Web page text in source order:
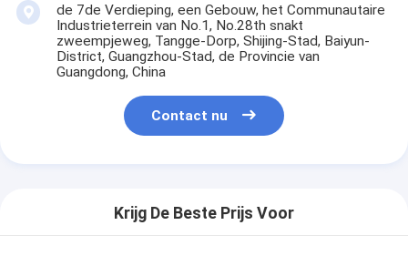
de 7de Verdieping, een Gebouw, het Communautaire
Industrieterrein van No.1, No.28th snakt
zweempjeweg, Tangge-Dorp, Shijing-Stad, Baiyun-
District, Guangzhou-Stad, de Provincie van
Guangdong, China
Contact nu
Krijg De Beste Prijs Voor